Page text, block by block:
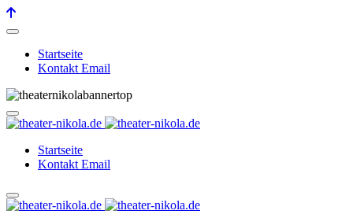
Startseite
Kontakt Email
Startseite
Kontakt Email